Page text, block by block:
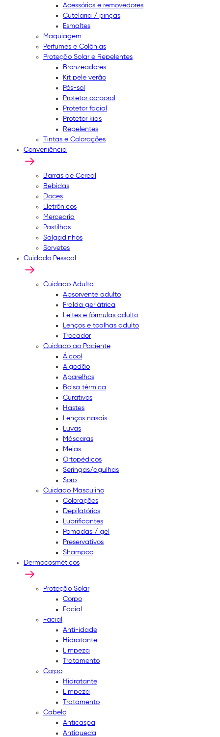
Acessórios e removedores
Cutelaria / pinças
Esmaltes
Maquiagem
Perfumes e Colônias
Proteção Solar e Repelentes
Bronzeadores
Kit pele verão
Pós-sol
Protetor corporal
Protetor facial
Protetor kids
Repelentes
Tintas e Colorações
Conveniência
Barras de Cereal
Bebidas
Doces
Eletrônicos
Mercearia
Pastilhas
Salgadinhos
Sorvetes
Cuidado Pessoal
Cuidado Adulto
Absorvente adulto
Fralda geriátrica
Leites e fórmulas adulto
Lenços e toalhas adulto
Trocador
Cuidado ao Paciente
Álcool
Algodão
Aparelhos
Bolsa térmica
Curativos
Hastes
Lenços nasais
Luvas
Máscaras
Meias
Ortopédicos
Seringas/agulhas
Soro
Cuidado Masculino
Colorações
Depilatórios
Lubrificantes
Pomadas / gel
Preservativos
Shampoo
Dermocosméticos
Proteção Solar
Corpo
Facial
Facial
Anti-idade
Hidratante
Limpeza
Tratamento
Corpo
Hidratante
Limpeza
Tratamento
Cabelo
Anticaspa
Antiqueda